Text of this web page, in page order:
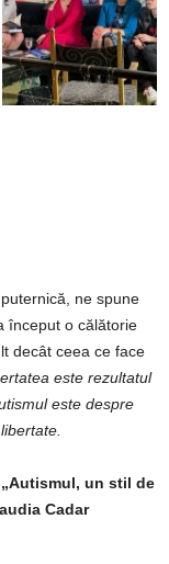
ne spune
început o călătorie
decât ceea ce face
este rezultatul
este despre
un stil de
Cadar